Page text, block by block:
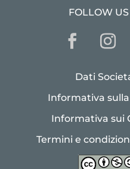
FOLLOW
Dati
Informativa
Informativa sui
Termini e